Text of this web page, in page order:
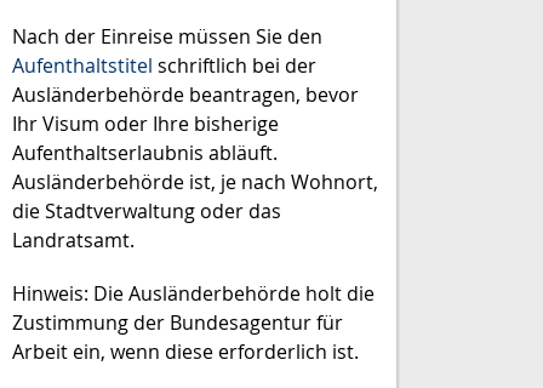
Nach der Einreise müssen Sie den
Aufenthaltstitel schriftlich bei der
Ausländerbehörde beantragen, bevor
Ihr Visum oder Ihre bisherige
Aufenthaltserlaubnis abläuft.
Ausländerbehörde ist, je nach Wohnort,
die Stadtverwaltung oder das
Landratsamt.
Hinweis: Die Ausländerbehörde holt die
Zustimmung der Bundesagentur für
Arbeit ein, wenn diese erforderlich ist.